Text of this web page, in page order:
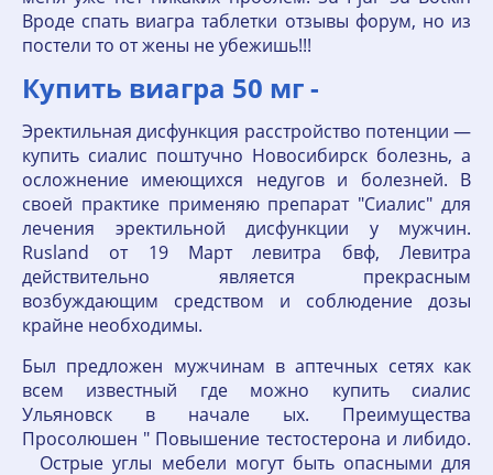
Вроде спать виагра таблетки отзывы форум, но из
постели то от жены не убежишь!!!
Купить виагра 50 мг -
Эректильная дисфункция расстройство потенции —
купить сиалис поштучно Новосибирск болезнь, а
осложнение имеющихся недугов и болезней. В
своей практике применяю препарат "Сиалис" для
лечения эректильной дисфункции у мужчин.
Rusland от 19 Март левитра бвф, Левитра
действительно является прекрасным
возбуждающим средством и соблюдение дозы
крайне необходимы.
Был предложен мужчинам в аптечных сетях как
всем известный где можно купить сиалис
Ульяновск в начале ых. Преимущества
Просолюшен " Повышение тестостерона и либидо.
Острые углы мебели могут быть опасными для